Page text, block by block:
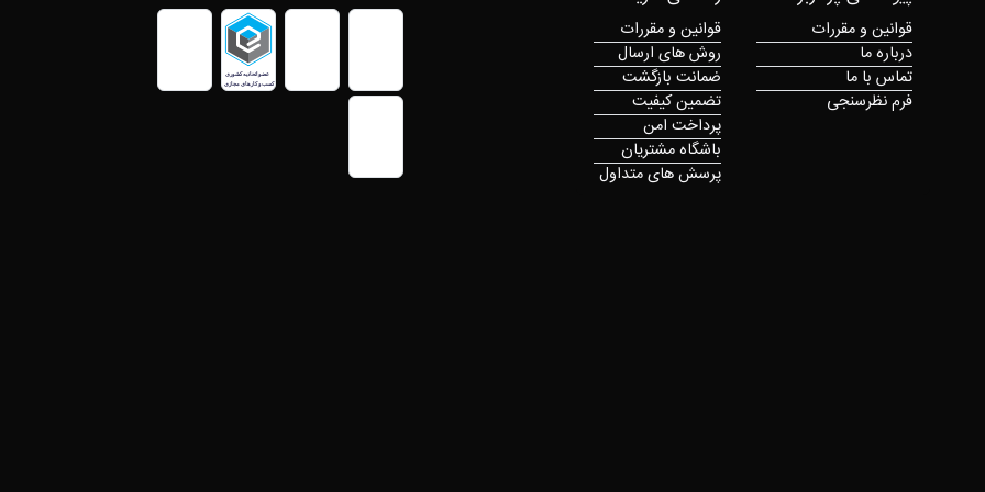
قوانین و مقررات
درباره ما
تماس با ما
فرم نظرسنجی
قوانین و مقررات
روش های ارسال
ضمانت بازگشت
تضمین کیفیت
پرداخت امن
باشگاه مشتریان
پرسش های متداول